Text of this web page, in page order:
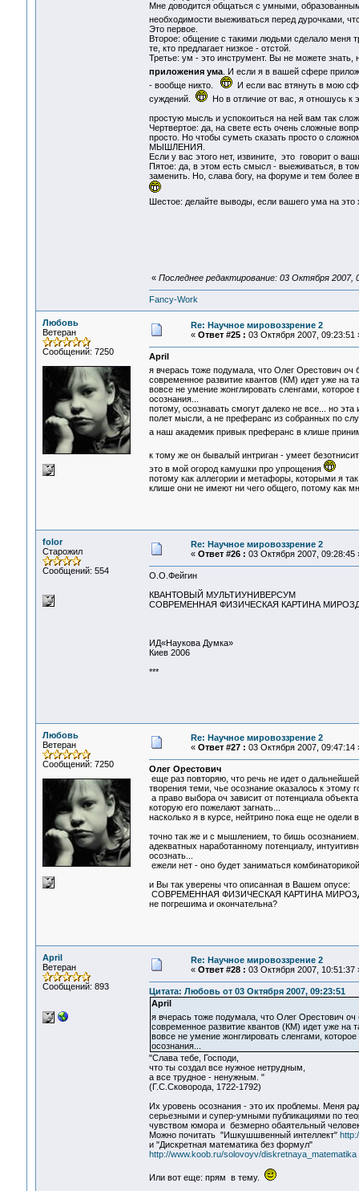
Мне доводится общаться с умными,
необходимости выеживаться перед дурочками,
Это первое.
Второе: общение с такими людьми сделало меня
те, кто предлагает низкое - отстой.
Третье: ум - это инструмент. Вы не можете знать,
приложения ума. И если я в вашей сфере
- вообще никто.
И если вас втянуть в мою
суждений.
Но в отличие от вас, я отношусь к
простую мысль и успокоиться на ней вам так
Чертвертое: да, на свете есть очень сложные
просто. Но чтобы суметь сказать просто о
МЫШЛЕНИЯ.
Если у вас этого нет, извините, это говорит о
Пятое: да, в этом есть смысл - выеживаться, в
заменить. Но, слава богу, на форуме и тем более
Шестое: делайте выводы, если вашего ума на это
« Последнее редактирование: 03 Октября 2007,
Fancy-Work
Любовь
Ветеран
Сообщений: 7250
Re: Научное мировоззрение 2
« Ответ #25 : 03 Октября 2007, 09:23:51
April
я вчерась тоже подумала, что Олег Орестович оч
современное развитие квантов (КМ) идет уже на
вовсе не умение жонглировать сленгами,
осознания...
потому, осознавать смогут далеко не все... но
полет мысли, а не преферанс из собранных по
а наш академик привык преферанс в клише
к тому же он бывалый интриган - умеет
это в мой огород камушки про упрощения
потому как аллегории и метафоры, которыми я
клише они не имеют ни чего общего, потому как
folor
Старожил
Сообщений: 554
Re: Научное мировоззрение 2
« Ответ #26 : 03 Октября 2007, 09:28:45
О.О.Фейгин
КВАНТОВЫЙ МУЛЬТИУНИВЕРСУМ
СОВРЕМЕННАЯ ФИЗИЧЕСКАЯ КАРТИНА
ИД«Наукова Думка»
Киев 2006
***
Любовь
Ветеран
Сообщений: 7250
Re: Научное мировоззрение 2
« Ответ #27 : 03 Октября 2007, 09:47:14
Олег Орестович
еще раз повторяю, что речь не идет о
творения теми, чье осознание оказалось к этому
а право выбора оч зависит от потенциала
которую его пожелают загнать...
насколько я в курсе, нейтрино пока еще не одели
точно так же и с мышлением, то бишь
адекватных наработанному потенциалу,
осознать...
ежели нет - оно будет заниматься
и Вы так уверены что описанная в Вашем опусе:
СОВРЕМЕННАЯ ФИЗИЧЕСКАЯ КАРТИНА
не погрешима и окончательна?
April
Ветеран
Сообщений: 893
Re: Научное мировоззрение 2
« Ответ #28 : 03 Октября 2007, 10:51:37
Цитата: Любовь от 03 Октября 2007, 09:23:51
April
я вчерась тоже подумала, что Олег Орестович
современное развитие квантов (КМ) идет уже на
вовсе не умение жонглировать сленгами,
осознания...
"Слава тебе, Господи,
что ты создал все нужное нетрудным,
а все трудное - ненужным. "
(Г.С.Сковорода, 1722-1792)
Их уровень осознания - это их проблемы. Меня
серьезными и супер-умными публикациями по
чувством юмора и безмерно обаятельный
Можно почитать "Ишкушшвенный интеллект"
и "Дискретная математика без формул"
http://www.koob.ru/solovoyv/diskretnaya_matematika
Или вот еще: прям в тему.